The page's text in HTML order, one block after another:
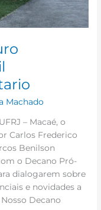
Machado
– Macaé, o
Carlos Frederico
Benilson
o Decano Pró-
dialogarem sobre
e novidades a
Decano